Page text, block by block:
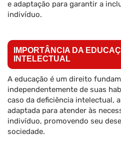
e adaptação para garantir a
indivíduo.
IMPORTÂNCIA DA
INTELECTUAL
A educação é um direito
independentemente de suas
caso da deficiência intelectual,
adaptada para atender às
indivíduo, promovendo seu
sociedade.